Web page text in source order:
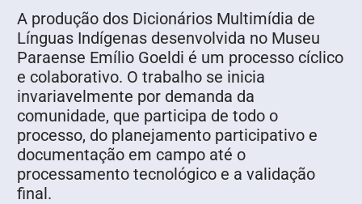
A produção dos Dicionários Multimídia de
Línguas Indígenas desenvolvida no Museu
Paraense Emílio Goeldi é um processo cíclico
e colaborativo. O trabalho se inicia
invariavelmente por demanda da
comunidade, que participa de todo o
processo, do planejamento participativo e
documentação em campo até o
processamento tecnológico e a validação
final.